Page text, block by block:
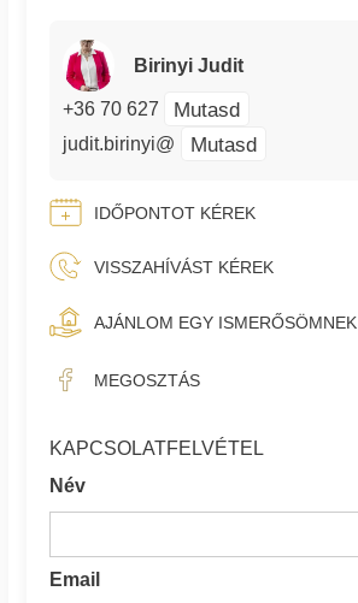
Birinyi Judit
+36 70 627 Mutasd
judit.birinyi@ Mutasd
IDŐPONTOT KÉREK
VISSZAHÍVÁST KÉREK
AJÁNLOM EGY ISMERŐSÖMNEK
MEGOSZTÁS
KAPCSOLATFELVÉTEL
Név
Email